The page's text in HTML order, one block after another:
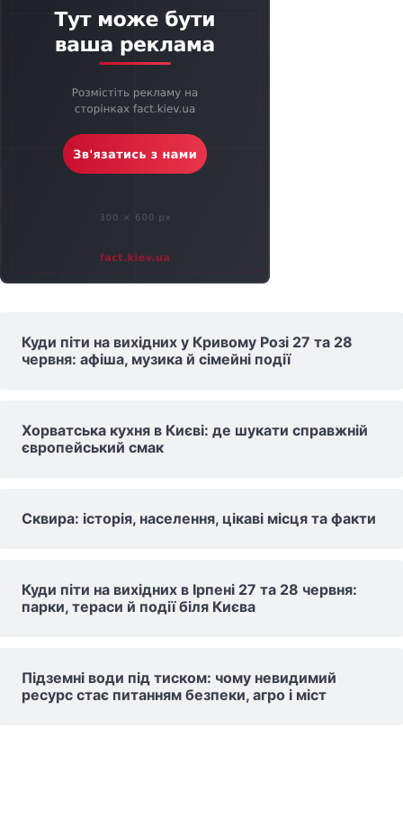
Куди піти на вихідних у Кривому Розі 27 та 28
червня: афіша, музика й сімейні події
Хорватська кухня в Києві: де шукати справжній
європейський смак
Сквира: історія, населення, цікаві місця та факти
Куди піти на вихідних в Ірпені 27 та 28 червня:
парки, тераси й події біля Києва
Підземні води під тиском: чому невидимий
ресурс стає питанням безпеки, агро і міст